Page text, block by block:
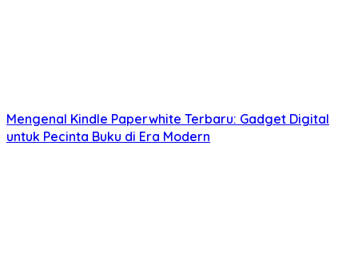
Mengenal Kindle Paperwhite Terbaru: Gadget Digital
untuk Pecinta Buku di Era Modern